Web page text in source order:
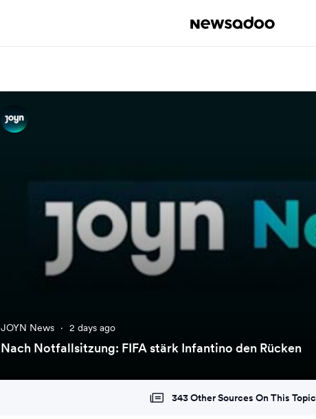
JOYN News · 2 days ago
Nach Notfallsitzung: FIFA stärk Infantino den Rücken
343 Other Sources On This Topic